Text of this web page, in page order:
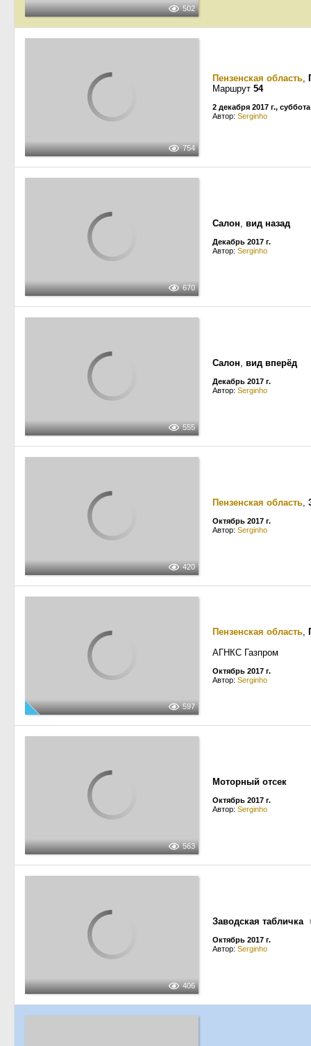
502
754
Пензенская область,
Маршрут 54
2 декабря 2017 г., суббота
Автор: Serginho
670
Салон, вид назад
Декабрь 2017 г.
Автор: Serginho
555
Салон, вид вперёд
Декабрь 2017 г.
Автор: Serginho
420
Пензенская область,
Октябрь 2017 г.
Автор: Serginho
597
Пензенская область,
АГНКС Газпром
Октябрь 2017 г.
Автор: Serginho
563
Моторный отсек
Октябрь 2017 г.
Автор: Serginho
406
Заводская табличка
Октябрь 2017 г.
Автор: Serginho